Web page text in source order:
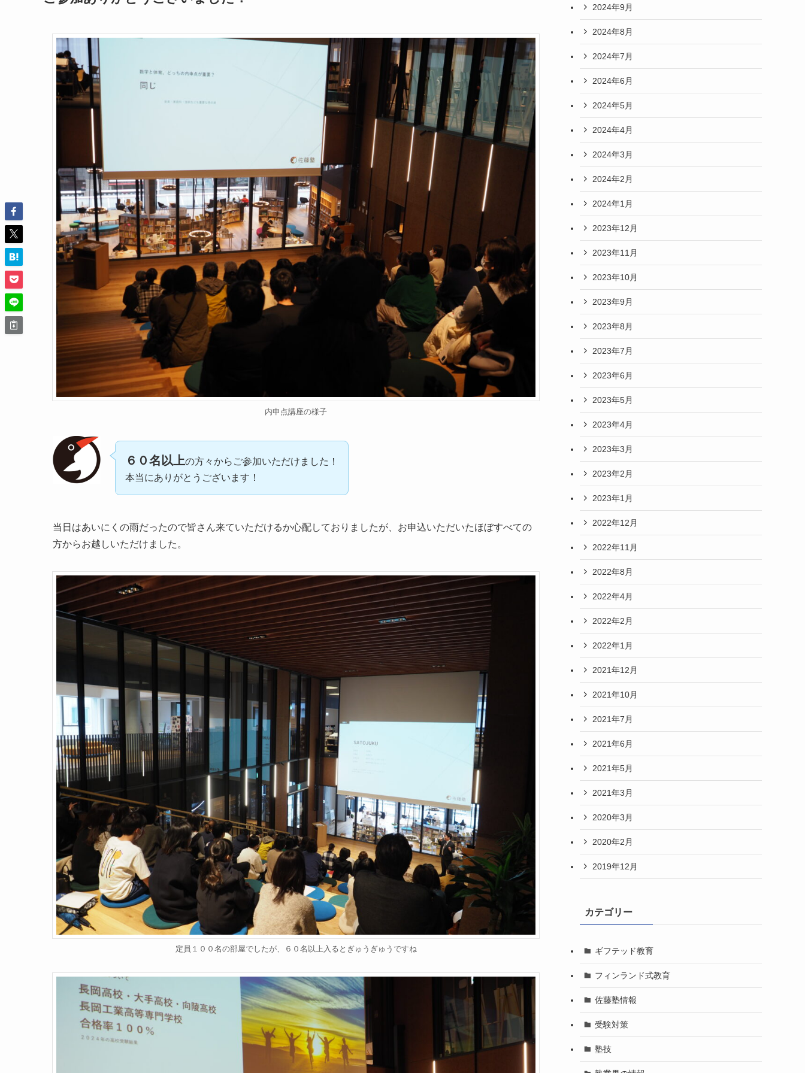
内申点講座の様子
６０名以上の方々からご参加いただけました！
本当にありがとうございます！
当日はあいにくの雨だったので皆さん来ていただけるか心配しておりましたが、お申込いただいたほぼすべての
方からお越しいただけました。
定員１００名の部屋でしたが、６０名以上入るとぎゅうぎゅうですね
2024年9月
2024年8月
2024年7月
2024年6月
2024年5月
2024年4月
2024年3月
2024年2月
2024年1月
2023年12月
2023年11月
2023年10月
2023年9月
2023年8月
2023年7月
2023年6月
2023年5月
2023年4月
2023年3月
2023年2月
2023年1月
2022年12月
2022年11月
2022年8月
2022年4月
2022年2月
2022年1月
2021年12月
2021年10月
2021年7月
2021年6月
2021年5月
2021年3月
2020年3月
2020年2月
2019年12月
カテゴリー
ギフテッド教育
フィンランド式教育
佐藤塾情報
受験対策
塾技